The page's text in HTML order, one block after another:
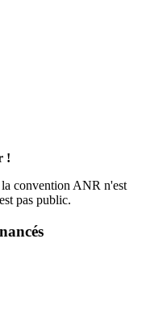
!
convention ANR n'est
pas public.